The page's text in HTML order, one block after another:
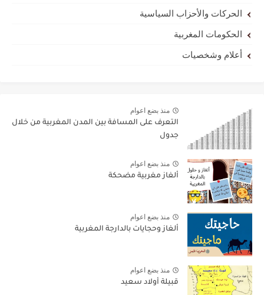
الحركات والأحزاب السياسية
الحكومات المغربية
أعلام وشخصيات
منذ بضع اعوام
التعرف على المسافة بين المدن المغربية من خلال
جدول
منذ بضع اعوام
ألغاز مغربية مضحكة
منذ بضع اعوام
ألغاز وحجايات بالدارجة المغربية
منذ بضع اعوام
قبيلة أولاد سعيد